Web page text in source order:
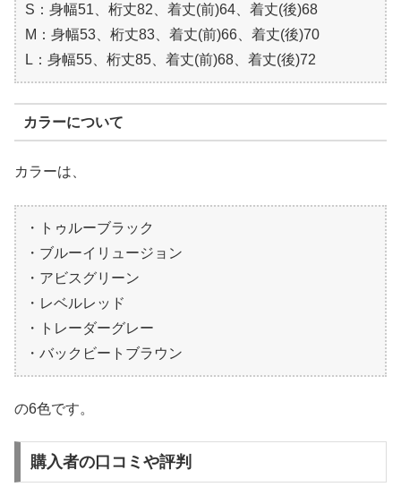
S：身幅51、桁丈82、着丈(前)64、着丈(後)68
M：身幅53、桁丈83、着丈(前)66、着丈(後)70
L：身幅55、桁丈85、着丈(前)68、着丈(後)72
カラーについて
カラーは、
・トゥルーブラック
・ブルーイリュージョン
・アビスグリーン
・レベルレッド
・トレーダーグレー
・バックビートブラウン
の6色です。
購入者の口コミや評判